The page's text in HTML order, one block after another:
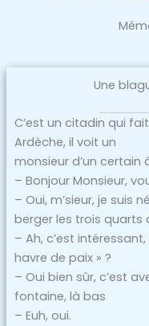
Une
C’est un citadin qui
Ardèche, il voit un
monsieur d’un certain
– Bonjour Monsieur,
– Oui, m’sieur, je suis
berger les trois quarts
– Ah, c’est
havre de paix » ?
– Oui bien sûr, c’est
fontaine, là bas
– Euh, oui.